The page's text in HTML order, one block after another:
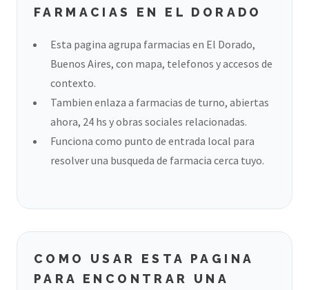
FARMACIAS EN EL DORADO
Esta pagina agrupa farmacias en El Dorado,
Buenos Aires, con mapa, telefonos y accesos de
contexto.
Tambien enlaza a farmacias de turno, abiertas
ahora, 24 hs y obras sociales relacionadas.
Funciona como punto de entrada local para
resolver una busqueda de farmacia cerca tuyo.
COMO USAR ESTA PAGINA
PARA ENCONTRAR UNA